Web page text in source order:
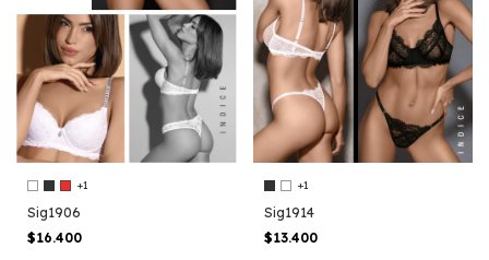
+1
Sig1906
$16.400
+1
Sig1914
$13.400